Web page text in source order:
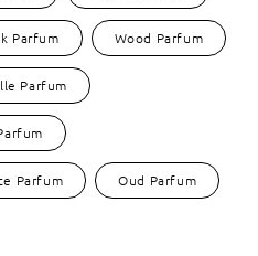
Parfum Wood Parfum
Parfum
Parfum Oud Parfum